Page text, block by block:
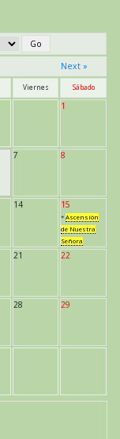
Next »
Viernes Sábado
1
7 8
14 15
* Ascensión
de Nuestra
Señora
21 22
28 29